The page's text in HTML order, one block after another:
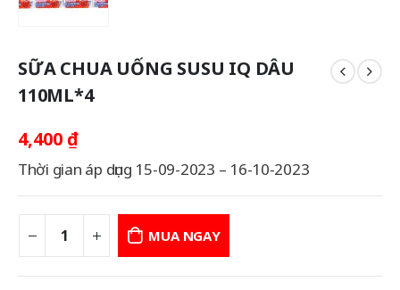
SỮA CHUA UỐNG SUSU IQ DÂU
110ML*4
4,400 ₫
Thời gian áp dụng 15-09-2023 – 16-10-2023
MUA NGAY